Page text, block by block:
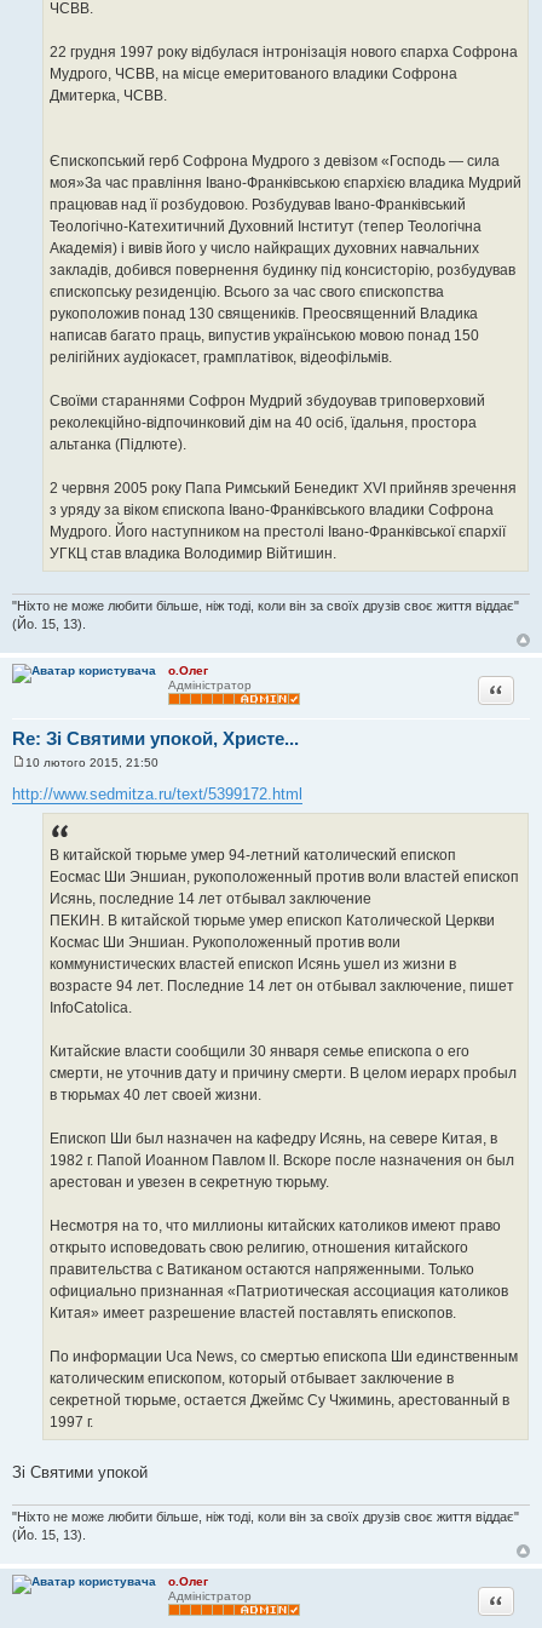
ЧСВВ.
22 грудня 1997 року відбулася інтронізація нового єпарха Софрона
Мудрого, ЧСВВ, на місце емеритованого владики Софрона
Дмитерка, ЧСВВ.
Єпископський герб Софрона Мудрого з девізом «Господь — сила
моя»За час правління Івано-Франківською єпархією владика Мудрий
працював над її розбудовою. Розбудував Івано-Франківський
Теологічно-Катехитичний Духовний Інститут (тепер Теологічна
Академія) і вивів його у число найкращих духовних навчальних
закладів, добився повернення будинку під консисторію, розбудував
єпископську резиденцію. Всього за час свого єпископства
рукоположив понад 130 священиків. Преосвященний Владика
написав багато праць, випустив українською мовою понад 150
релігійних аудіокасет, грамплатівок, відеофільмів.
Своїми стараннями Софрон Мудрий збудоував триповерховий
реколекційно-відпочинковий дім на 40 осіб, їдальня, простора
альтанка (Підлюте).
2 червня 2005 року Папа Римський Бенедикт XVI прийняв зречення
з уряду за віком єпископа Івано-Франківського владики Софрона
Мудрого. Його наступником на престолі Івано-Франківської єпархії
УГКЦ став владика Володимир Війтишин.
"Ніхто не може любити більше, ніж тоді, коли він за своїх друзів своє життя віддає"
(Йо. 15, 13).
о.Олег
Адміністратор
Re: Зі Святими упокой, Христе...
Цитата
о
в
10 лютого 2015, 21:50
http://www.sedmitza.ru/text/5399172.html
В китайской тюрьме умер 94-летний католический епископ
Еосмас Ши Эншиан, рукоположенный против воли властей епископ
Исянь, последние 14 лет отбывал заключение
ПЕКИН. В китайской тюрьме умер епископ Католической Церкви
Космас Ши Эншиан. Рукоположенный против воли
коммунистических властей епископ Исянь ушел из жизни в
возрасте 94 лет. Последние 14 лет он отбывал заключение, пишет
InfoCatolica.
Китайские власти сообщили 30 января семье епископа о его
смерти, не уточнив дату и причину смерти. В целом иерарх пробыл
в тюрьмах 40 лет своей жизни.
Епископ Ши был назначен на кафедру Исянь, на севере Китая, в
1982 г. Папой Иоанном Павлом II. Вскоре после назначения он был
арестован и увезен в секретную тюрьму.
Несмотря на то, что миллионы китайских католиков имеют право
открыто исповедовать свою религию, отношения китайского
правительства с Ватиканом остаются напряженными. Только
официально признанная «Патриотическая ассоциация католиков
Китая» имеет разрешение властей поставлять епископов.
По информации Uca News, со смертью епископа Ши единственным
католическим епископом, который отбывает заключение в
секретной тюрьме, остается Джеймс Су Чжиминь, арестованный в
1997 г.
Зі Святими упокой
"Ніхто не може любити більше, ніж тоді, коли він за своїх друзів своє життя віддає"
(Йо. 15, 13).
о.Олег
Адміністратор
Цитата